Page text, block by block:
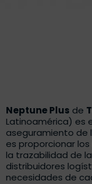
Neptune Plus de
Latinoamérica) es
aseguramiento de
es proporcionar
la trazabilidad de
distribuidores
necesidades de